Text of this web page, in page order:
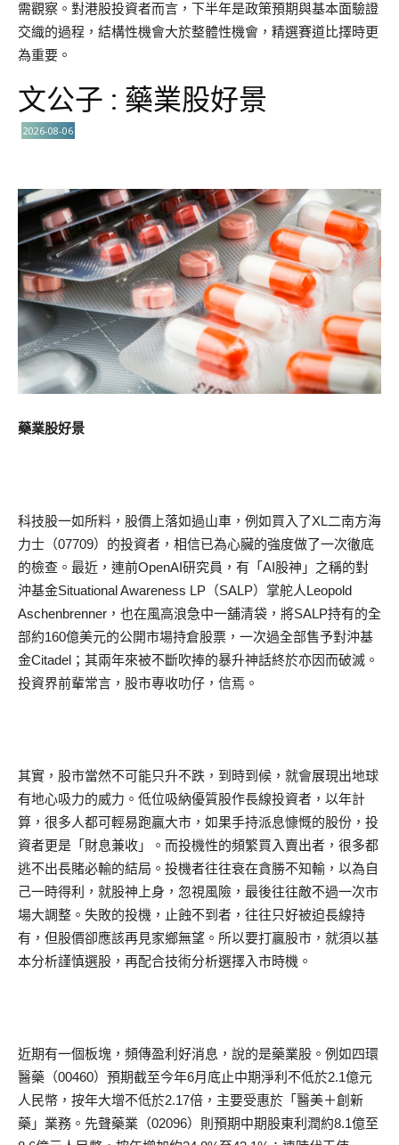
需觀察。對港股投資者而言，下半年是政策預期與基本面驗證
交織的過程，結構性機會大於整體性機會，精選賽道比擇時更
為重要。
文公子 : 藥業股好景
2026-08-06
藥業股好景
科技股一如所料，股價上落如過山車，例如買入了XL二南方海
力士（07709）的投資者，相信已為心臟的強度做了一次徹底
的檢查。最近，連前OpenAI研究員，有「AI股神」之稱的對
沖基金Situational Awareness LP（SALP）掌舵人Leopold
Aschenbrenner，也在風高浪急中一舖清袋，將SALP持有的全
部約160億美元的公開市場持倉股票，一次過全部售予對沖基
金Citadel；其兩年來被不斷吹捧的暴升神話終於亦因而破滅。
投資界前輩常言，股市專收叻仔，信焉。
其實，股市當然不可能只升不跌，到時到候，就會展現出地球
有地心吸力的威力。低位吸納優質股作長線投資者，以年計
算，很多人都可輕易跑贏大市，如果手持派息慷慨的股份，投
資者更是「財息兼收」。而投機性的頻繁買入賣出者，很多都
逃不出長賭必輸的結局。投機者往往衰在貪勝不知輸，以為自
己一時得利，就股神上身，忽視風險，最後往往敵不過一次市
場大調整。失敗的投機，止蝕不到者，往往只好被迫長線持
有，但股價卻應該再見家鄉無望。所以要打贏股市，就須以基
本分析謹慎選股，再配合技術分析選擇入市時機。
近期有一個板塊，頻傳盈利好消息，說的是藥業股。例如四環
醫藥（00460）預期截至今年6月底止中期淨利不低於2.1億元
人民幣，按年大增不低於2.17倍，主要受惠於「醫美＋創新
藥」業務。先聲藥業（02096）則預期中期股東利潤約8.1億至